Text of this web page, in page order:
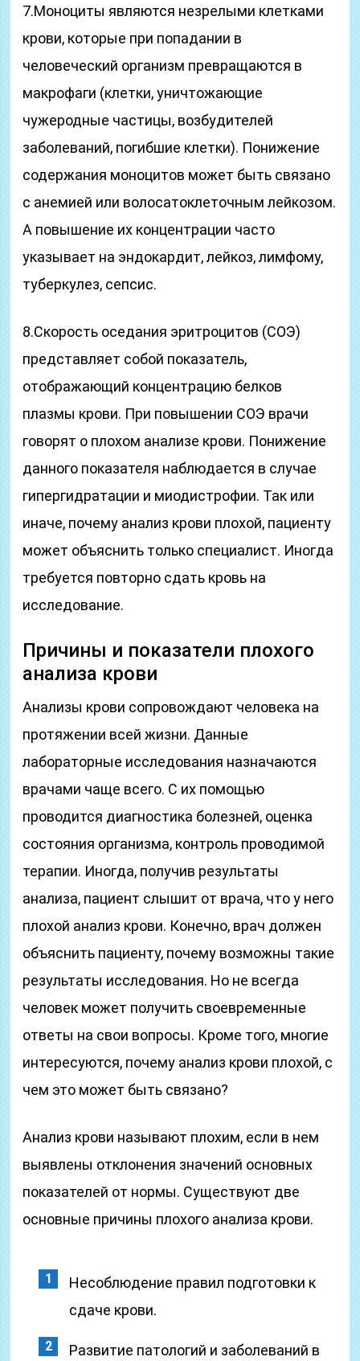
7.Моноциты являются незрелыми клетками
крови, которые при попадании в
человеческий организм превращаются в
макрофаги (клетки, уничтожающие
чужеродные частицы, возбудителей
заболеваний, погибшие клетки). Понижение
содержания моноцитов может быть связано
с анемией или волосатоклеточным лейкозом.
А повышение их концентрации часто
указывает на эндокардит, лейкоз, лимфому,
туберкулез, сепсис.
8.Скорость оседания эритроцитов (СОЭ)
представляет собой показатель,
отображающий концентрацию белков
плазмы крови. При повышении СОЭ врачи
говорят о плохом анализе крови. Понижение
данного показателя наблюдается в случае
гипергидратации и миодистрофии. Так или
иначе, почему анализ крови плохой, пациенту
может объяснить только специалист. Иногда
требуется повторно сдать кровь на
исследование.
Причины и показатели плохого
анализа крови
Анализы крови сопровождают человека на
протяжении всей жизни. Данные
лабораторные исследования назначаются
врачами чаще всего. С их помощью
проводится диагностика болезней, оценка
состояния организма, контроль проводимой
терапии. Иногда, получив результаты
анализа, пациент слышит от врача, что у него
плохой анализ крови. Конечно, врач должен
объяснить пациенту, почему возможны такие
результаты исследования. Но не всегда
человек может получить своевременные
ответы на свои вопросы. Кроме того, многие
интересуются, почему анализ крови плохой, с
чем это может быть связано?
Анализ крови называют плохим, если в нем
выявлены отклонения значений основных
показателей от нормы. Существуют две
основные причины плохого анализа крови.
Несоблюдение правил подготовки к
сдаче крови.
Развитие патологий и заболеваний в